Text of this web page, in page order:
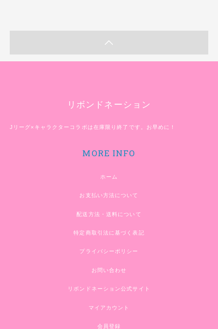
リボンドネーション
Jリーグ×キャラクターコラボは在庫限り終了です。お早めに！
MORE INFO
ホーム
お支払い方法について
配送方法・送料について
特定商取引法に基づく表記
プライバシーポリシー
お問い合わせ
リボンドネーション公式サイト
マイアカウント
会員登録